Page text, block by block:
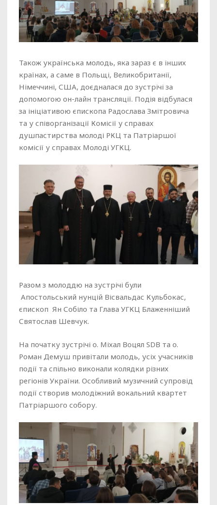
Також українська молодь, яка зараз є в інших
країнах, а саме в Польщі, Великобританії,
Німеччині, США, доєдналася до зустрічі за
допомогою он-лайн трансляції. Подія відбулася
за ініціативою єпископа Радослава Змітровича
та у співорганізації Комісії у справах
душпастирства молоді РКЦ та Патріаршої
комісії у справах Молоді УГКЦ.
Разом з молоддю на зустрічі були
Апостольський нунцій Вісвальдас Кульбокас,
єпископ Ян Собіло та Глава УГКЦ Блаженніший
Святослав Шевчук.
На початку зустрічі о. Міхал Воцял SDB та о.
Роман Демуш привітали молодь, усіх учасників
події та спільно виконали колядки різних
регіонів України. Особливий музичний супровід
події створив молодіжний вокальний квартет
Патріаршого собору.